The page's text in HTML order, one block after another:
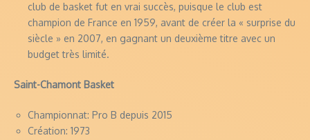
club de basket fut en vrai succès, puisque le club est
champion de France en 1959, avant de créer la « surprise du
siècle » en 2007, en gagnant un deuxième titre avec un
budget très limité.
Saint-Chamont Basket
Championnat: Pro B depuis 2015
Création: 1973